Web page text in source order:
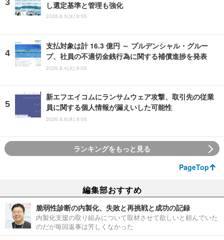
し選定基準と管理も強化
2026.8.5(水) 8:05
支払対象は計 16.3 億円 ～ プルデンシャル・グルー
プ、社員の不適切金銭行為に関する補償進捗を発表
2026.8.4(火) 8:05
新エフエイコムにランサムウェア攻撃、取引先の従業
員に関する個人情報が漏えいした可能性
2026.8.6(木) 8:05
ランキングをもっと見る
PageTop
編集部おすすめ
脆弱性診断の内製化、失敗と再挑戦と成功の記録
内製化支援の取り組みについて取材させて欲しいと頼んでいた
のだが毎回返事は芳しくなかった